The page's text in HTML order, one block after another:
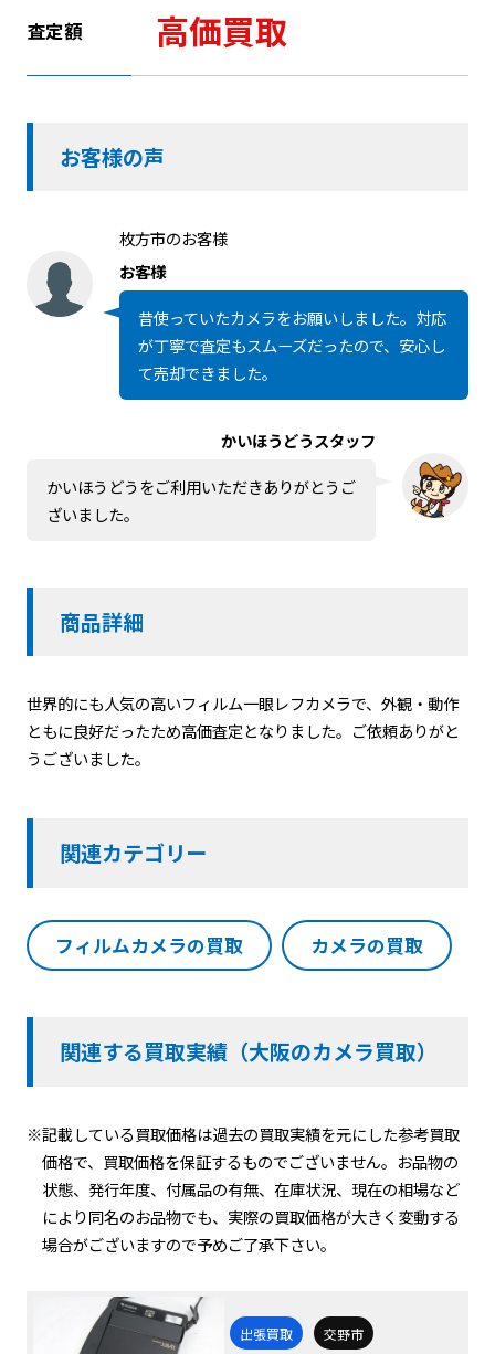
査定額 高価買取
お客様の声
枚方市のお客様
お客様
昔使っていたカメラをお願いしました。対応
が丁寧で査定もスムーズだったので、安心し
て売却できました。
かいほうどうスタッフ
かいほうどうをご利用いただきありがとうご
ざいました。
商品詳細
世界的にも人気の高いフィルム一眼レフカメラで、外観・動作
ともに良好だったため高価査定となりました。ご依頼ありがと
うございました。
関連カテゴリー
フィルムカメラの買取 カメラの買取
関連する買取実績（大阪のカメラ買取）
※記載している買取価格は過去の買取実績を元にした参考買取
価格で、買取価格を保証するものでございません。お品物の
状態、発行年度、付属品の有無、在庫状況、現在の相場など
により同名のお品物でも、実際の買取価格が大きく変動する
場合がございますので予めご了承下さい。
出張買取 交野市